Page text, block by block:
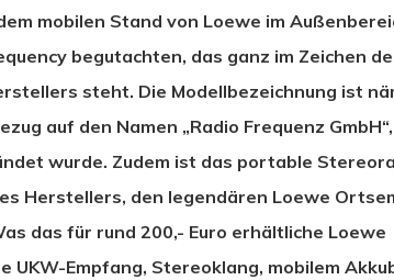
mobilen Stand von Loewe im
begutachten, das ganz im Zeichen
steht. Die Modellbezeichnung ist
auf den Namen „Radio Frequenz
wurde. Zudem ist das portable
Herstellers, den legendären Loewe
das für rund 200,- Euro erhältliche Loewe
UKW-Empfang, Stereoklang, mobilem